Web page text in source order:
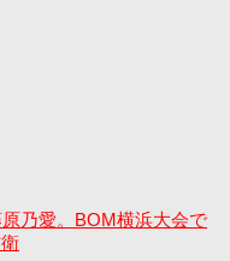
乃愛。BOM横浜大会で